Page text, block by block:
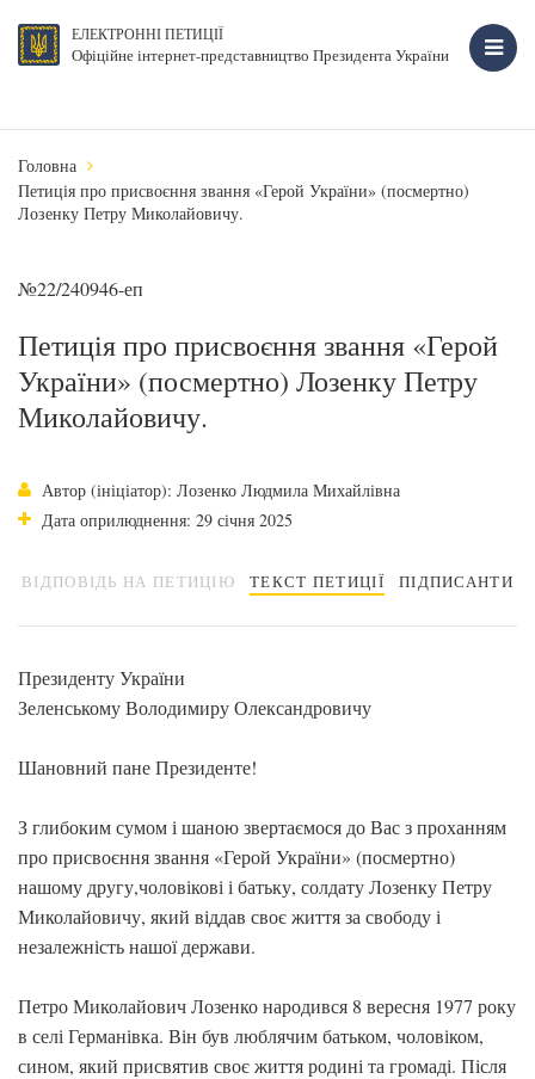
ЕЛЕКТРОННІ ПЕТИЦІЇ
Офіційне інтернет-представництво Президента України
Головна
Петиція про присвоєння звання «Герой України» (посмертно)
Лозенку Петру Миколайовичу.
№22/240946-еп
Петиція про присвоєння звання «Герой
України» (посмертно) Лозенку Петру
Миколайовичу.
Автор (ініціатор): Лозенко Людмила Михайлівна
Дата оприлюднення: 29 січня 2025
ВІДПОВІДЬ НА ПЕТИЦІЮ ТЕКСТ ПЕТИЦІЇ ПІДПИСАНТИ
Президенту України
Зеленському Володимиру Олександровичу
Шановний пане Президенте!
З глибоким сумом і шаною звертаємося до Вас з проханням
про присвоєння звання «Герой України» (посмертно)
нашому другу,чоловікові і батьку, солдату Лозенку Петру
Миколайовичу, який віддав своє життя за свободу і
незалежність нашої держави.
Петро Миколайович Лозенко народився 8 вересня 1977 року
в селі Германівка. Він був люблячим батьком, чоловіком,
сином, який присвятив своє життя родині та громаді. Після